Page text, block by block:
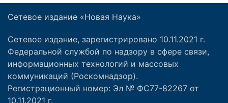
Сетевое издание «Новая Наука»
Сетевое издание, зарегистрировано 10.11.2021 г.
Федеральной службой по надзору в сфере связи,
информационных технологий и массовых
коммуникаций (Роскомнадзор).
Регистрационный номер: Эл № ФС77-82267 от
10.11.2021 г.